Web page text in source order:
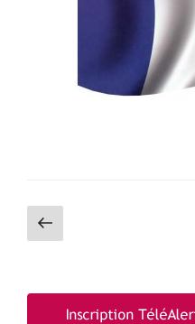
Pagination
des
Page
précédente